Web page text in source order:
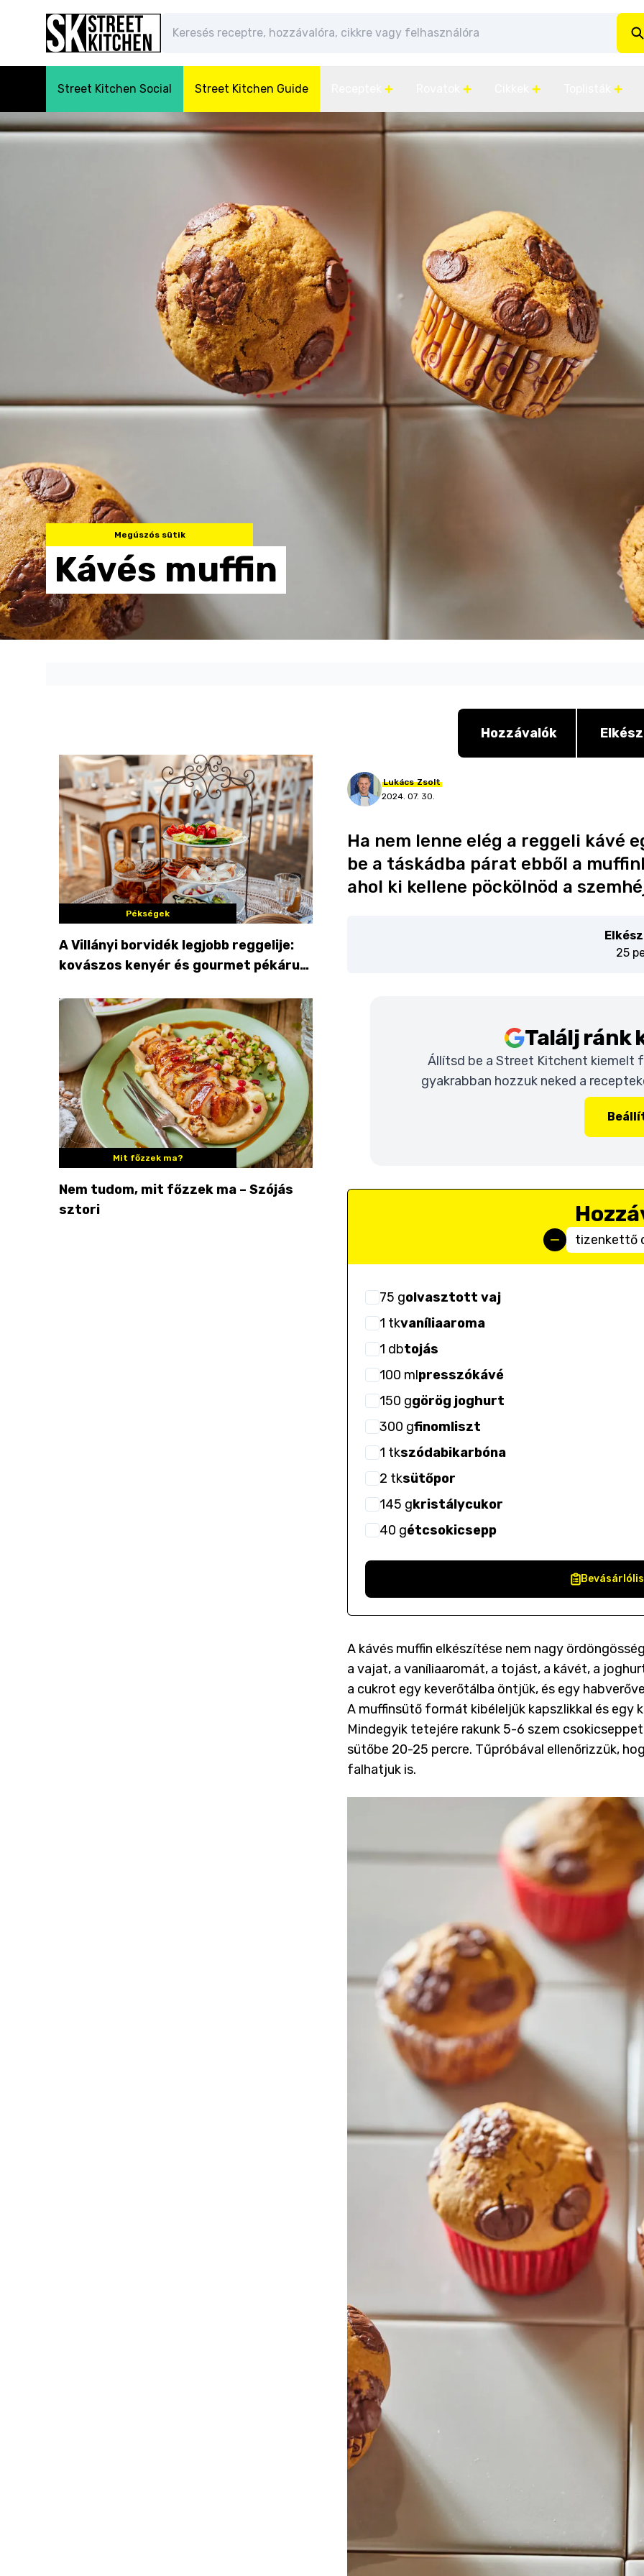
Street Kitchen Social Street Kitchen Guide
Megúszós sütik
Kávés muffin
Pékségek
A Villányi borvidék legjobb reggelije:
kovászos kenyér és gourmet pékáruk
Mit főzzek ma?
Nem tudom, mit főzzek ma – Szójás
sztori
Hozzávalók
Lukács Zsolt
2024. 07. 30.
Ha nem lenne elég a reggeli kávé
be a táskádba párat ebből a
ahol ki kellene pöckölnöd a
25
Találj ránk
Állítsd be a Street Kitchent kiemelt
gyakrabban hozzuk neked a
tizenkettő
75 golvasztott vaj
1 tkvaníliaaroma
1 dbtojás
100 mlpresszókávé
150 ggörög joghurt
300 gfinomliszt
1 tkszódabikarbóna
2 tksütőpor
145 gkristálycukor
40 gétcsokicsepp
A kávés muffin elkészítése nem nagy
a vajat, a vaníliaaromát, a tojást, a kávét, a
a cukrot egy keverőtálba öntjük, és egy
A muffinsütő formát kibéleljük kapszlikkal és
Mindegyik tetejére rakunk 5-6 szem
sütőbe 20-25 percre. Tűpróbával ellenőrizzük,
falhatjuk is.